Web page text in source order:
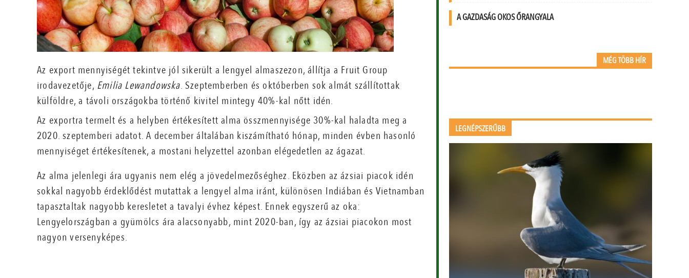
Az export mennyiségét tekintve jól sikerült a lengyel almaszezon, állítja a Fruit Group
irodavezetője, Emilia Lewandowska. Szeptemberben és októberben sok almát szállítottak
külföldre, a távoli országokba történő kivitel mintegy 40%-kal nőtt idén.
Az exportra termelt és a helyben értékesített alma összmennyisége 30%-kal haladta meg a
2020. szeptemberi adatot. A december általában kiszámítható hónap, minden évben hasonló
mennyiséget értékesítenek, a mostani helyzettel azonban elégedetlen az ágazat.
Az alma jelenlegi ára ugyanis nem elég a jövedelmezőséghez. Eközben az ázsiai piacok idén
sokkal nagyobb érdeklődést mutattak a lengyel alma iránt, különösen Indiában és Vietnamban
tapasztaltak nagyobb keresletet a tavalyi évhez képest. Ennek egyszerű az oka:
Lengyelországban a gyümölcs ára alacsonyabb, mint 2020-ban, így az ázsiai piacokon most
nagyon versenyképes.
A GAZDASÁG OKOS ŐRANGYALA
MÉG TÖBB HÍR
LEGNÉPSZERŰBB